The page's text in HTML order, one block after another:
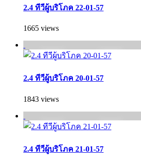
2.4 ทีวีผู้บริโภค 22-01-57
1665 views
2.4 ทีวีผู้บริโภค 20-01-57
1843 views
2.4 ทีวีผู้บริโภค 21-01-57